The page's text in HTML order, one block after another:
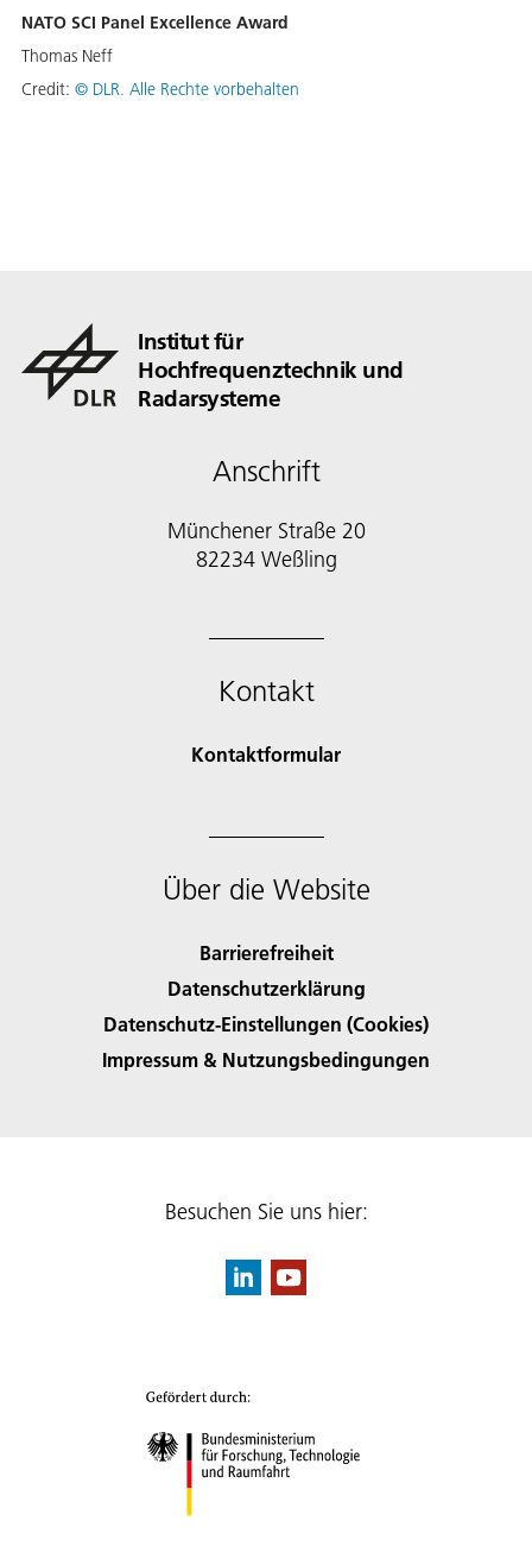
NATO SCI Panel Excellence Award
Thomas Neff
Credit: © DLR. Alle Rechte vorbehalten
Institut für
Hochfrequenztechnik und
Radarsysteme
Anschrift
Münchener Straße 20
82234 Weßling
Kontakt
Kontaktformular
Über die Website
Barrierefreiheit
Datenschutzerklärung
Datenschutz-Einstellungen (Cookies)
Impressum & Nutzungsbedingungen
Besuchen Sie uns hier: